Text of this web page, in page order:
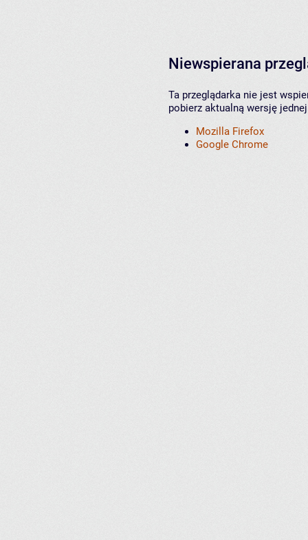
Niewspierana
Ta przeglądarka nie jest
pobierz aktualną wersję
Mozilla Firefox
Google Chrome